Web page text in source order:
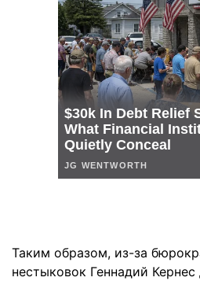
Таким образом, из-за
нестыковок Геннадий